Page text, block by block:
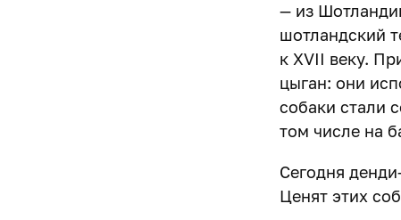
— из
шотландский
к XVII веку.
цыган: они
собаки стали
том числе на
Сегодня
Ценят этих